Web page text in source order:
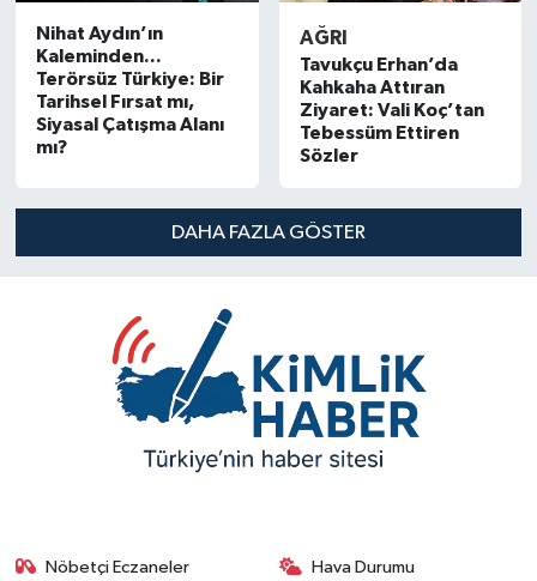
Nihat Aydın’ın
Kaleminden...
Terörsüz Türkiye: Bir
Tarihsel Fırsat mı,
Siyasal Çatışma Alanı
mı?
AĞRI
Tavukçu Erhan’da
Kahkaha Attıran
Ziyaret: Vali Koç’tan
Tebessüm Ettiren
Sözler
DAHA FAZLA GÖSTER
Nöbetçi Eczaneler Hava Durumu